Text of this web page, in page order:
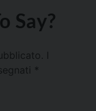
Say?
*